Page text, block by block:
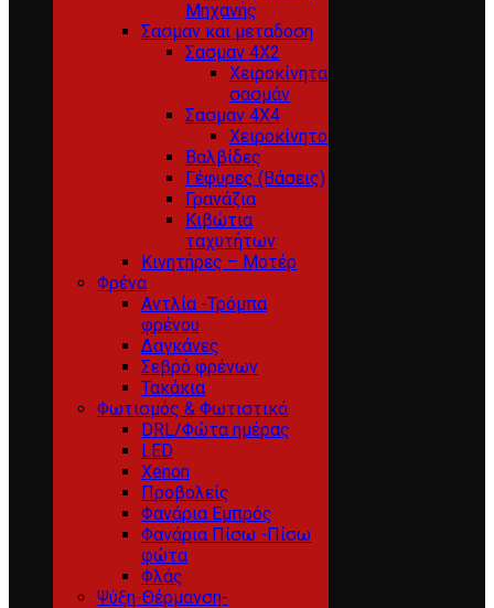
Μηχανής
Σασμαν και μεταδοση
Σασμαν 4Χ2
Χειροκίνητα
σασμάν
Σασμαν 4Χ4
Χειροκίνητο
Βαλβίδες
Γέφυρες (Βάσεις)
Γρανάζια
Κιβώτια
ταχυτήτων
Κινητήρες – Μοτέρ
Φρένα
Αντλία -Τρόμπα
φρένου
Δαγκάνες
Σεβρό φρένων
Τακάκια
Φωτισμός & Φωτιστικά
DRL/Φώτα ημέρας
LED
Xenon
Προβολείς
Φανάρια Εμπρός
Φανάρια Πίσω -Πίσω
φώτα
Φλάς
Ψύξη-Θέρμανση-